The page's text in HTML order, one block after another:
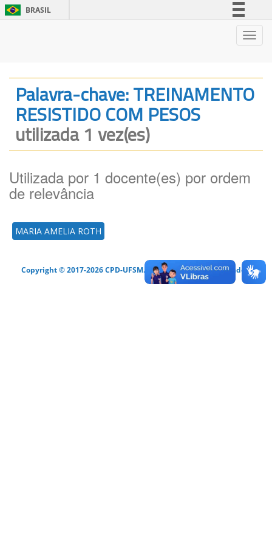
BRASIL
Legislação
Canais
Palavra-chave: TREINAMENTO
RESISTIDO COM PESOS
utilizada 1 vez(es)
Utilizada por 1 docente(es) por ordem
de relevância
MARIA AMELIA ROTH
Copyright © 2017-2026 CPD-UFSM. Todos os direitos reservados.